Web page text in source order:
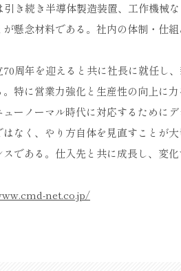
き続き半導体製造装置、工作機械
が懸念材料である。社内の体制・仕
70周年を迎えると共に社長に就任し
。特に営業力強化と生産性の向上に
ューノーマル時代に対応するために
はなく、やり方自体を見直すことが
スである。仕入先と共に成長し、変
net.co.jp/